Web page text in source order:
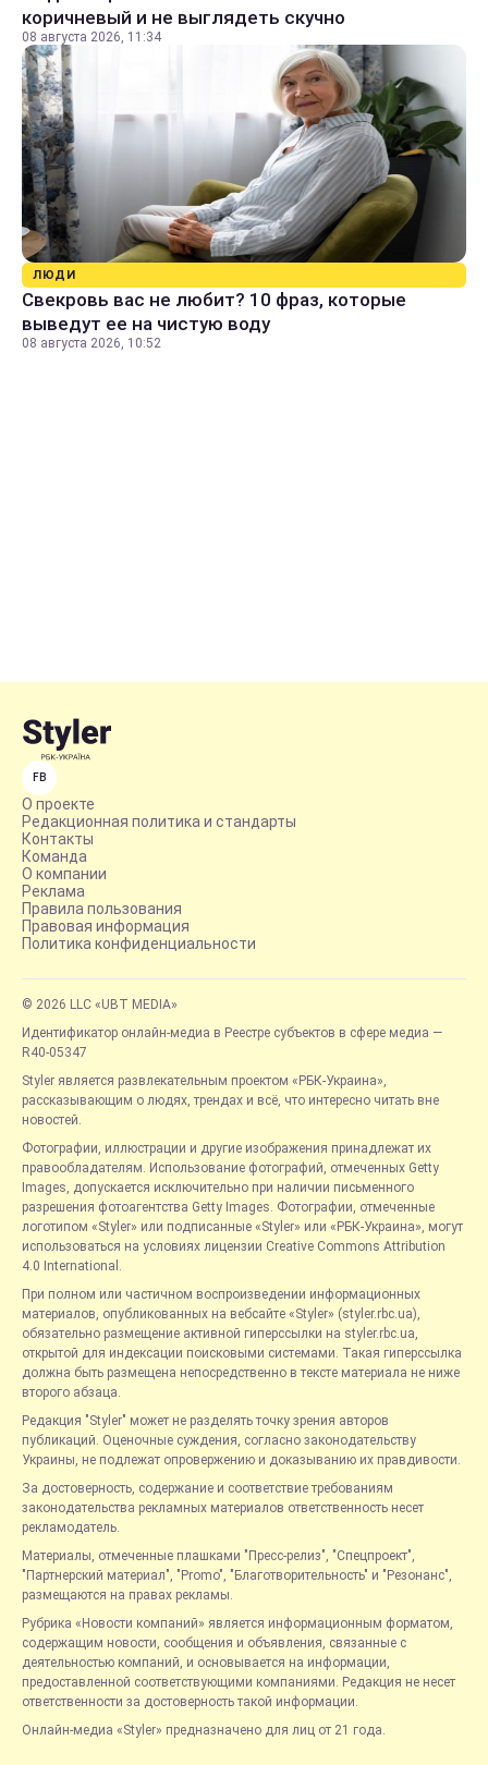
коричневый и не выглядеть скучно
08 августа 2026, 11:34
ЛЮДИ
Свекровь вас не любит? 10 фраз, которые
выведут ее на чистую воду
08 августа 2026, 10:52
FB
О проекте
Редакционная политика и стандарты
Контакты
Команда
О компании
Реклама
Правила пользования
Правовая информация
Политика конфиденциальности
© 2026 LLC «UBT MEDIA»
Идентификатор онлайн-медиа в Реестре субъектов в сфере медиа —
R40-05347
Styler является развлекательным проектом «РБК-Украина»,
рассказывающим о людях, трендах и всё, что интересно читать вне
новостей.
Фотографии, иллюстрации и другие изображения принадлежат их
правообладателям. Использование фотографий, отмеченных Getty
Images, допускается исключительно при наличии письменного
разрешения фотоагентства Getty Images. Фотографии, отмеченные
логотипом «Styler» или подписанные «Styler» или «РБК-Украина», могут
использоваться на условиях лицензии Creative Commons Attribution
4.0 International.
При полном или частичном воспроизведении информационных
материалов, опубликованных на вебсайте «Styler» (styler.rbc.ua),
обязательно размещение активной гиперссылки на styler.rbc.ua,
открытой для индексации поисковыми системами. Такая гиперссылка
должна быть размещена непосредственно в тексте материала не ниже
второго абзаца.
Редакция "Styler" может не разделять точку зрения авторов
публикаций. Оценочные суждения, согласно законодательству
Украины, не подлежат опровержению и доказыванию их правдивости.
За достоверность, содержание и соответствие требованиям
законодательства рекламных материалов ответственность несет
рекламодатель.
Материалы, отмеченные плашками "Пресс-релиз", "Спецпроект",
"Партнерский материал", "Promo", "Благотворительность" и "Резонанс",
размещаются на правах рекламы.
Рубрика «Новости компаний» является информационным форматом,
содержащим новости, сообщения и объявления, связанные с
деятельностью компаний, и основывается на информации,
предоставленной соответствующими компаниями. Редакция не несет
ответственности за достоверность такой информации.
Онлайн-медиа «Styler» предназначено для лиц от 21 года.